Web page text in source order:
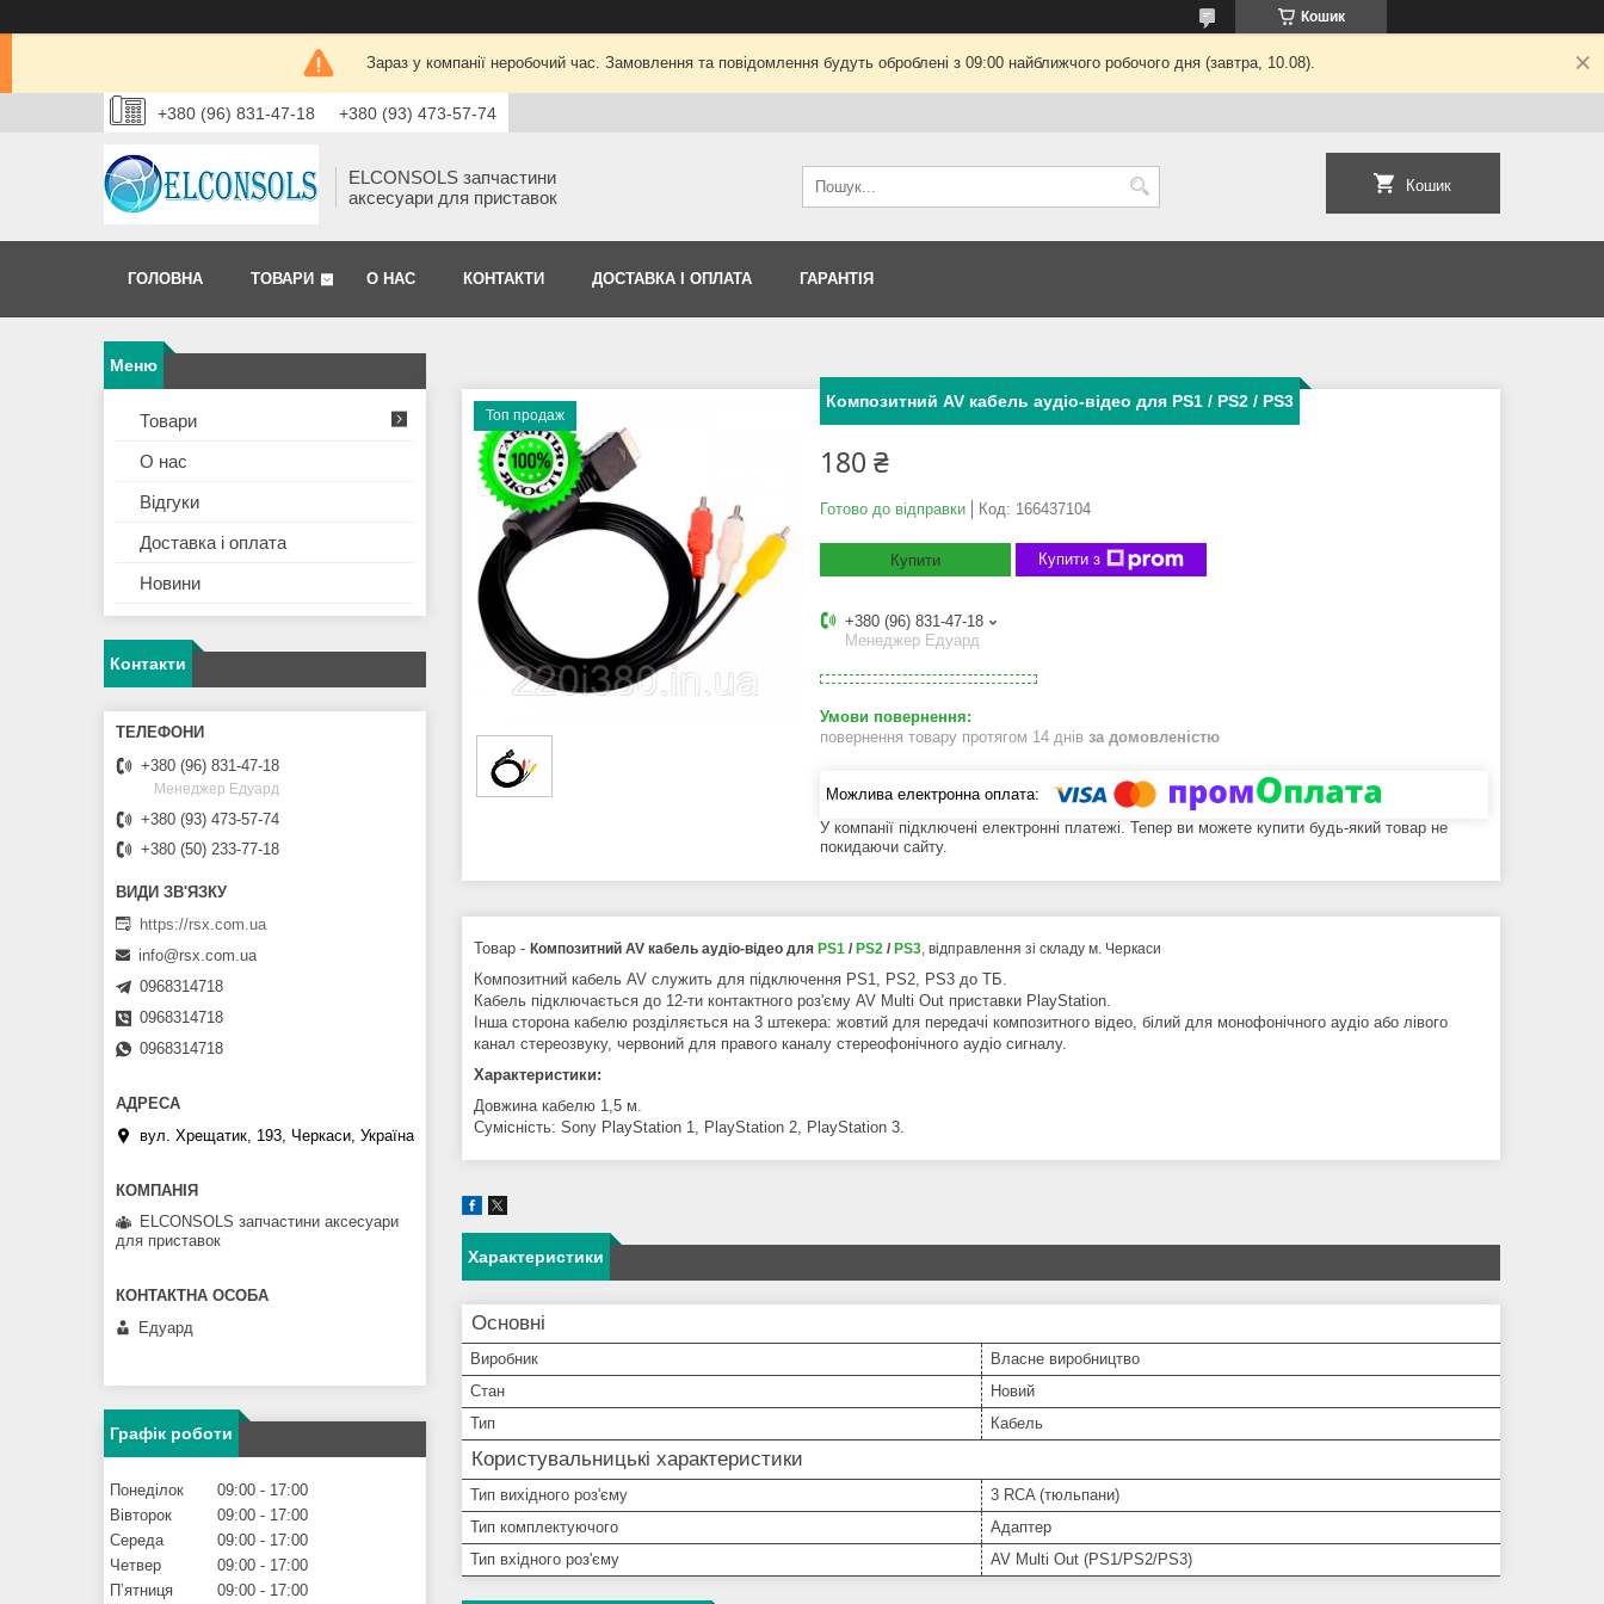
Кошик
Зараз у компанії неробочий час. Замовлення та повідомлення будуть оброблені з 09:00 найближчого робочого дня (завтра, 10.08).
+380 (96) 831-47-18 +380 (93) 473-57-74
ELCONSOLS запчастини
аксесуари для приставок
Кошик
ГОЛОВНА ТОВАРИ О НАС КОНТАКТИ ДОСТАВКА І ОПЛАТА ГАРАНТІЯ
Топ продаж
Композитний AV кабель аудіо-відео для PS1 / PS2 / PS3
180 ₴
Готово до відправки Код: 166437104
Купити Купити з
+380 (96) 831-47-18
Менеджер Едуард
повернення товару протягом 14 днів за домовленістю
У компанії підключені електронні платежі. Тепер ви можете купити будь-який товар не
покидаючи сайту.
Товар - Композитний AV кабель аудіо-відео для PS1 / PS2 / PS3, відправлення зі складу м. Черкаси
Композитний кабель AV служить для підключення PS1, PS2, PS3 до ТБ.
Кабель підключається до 12-ти контактного роз'єму AV Multi Out приставки PlayStation.
Інша сторона кабелю розділяється на 3 штекера: жовтий для передачі композитного відео, білий для монофонічного аудіо або лівого
канал стереозвуку, червоний для правого каналу стереофонічного аудіо сигналу.
Характеристики:
Довжина кабелю 1,5 м.
Сумісність: Sony PlayStation 1, PlayStation 2, PlayStation 3.
Характеристики
Основні
Виробник
Власне виробництво
Стан
Новий
Тип
Кабель
Користувальницькі характеристики
Тип вихідного роз'єму
3 RCA (тюльпани)
Тип комплектуючого
Адаптер
Тип вхідного роз'єму
AV Multi Out (PS1/PS2/PS3)
Товари
О нас
Відгуки
Доставка і оплата
Новини
Контакти
+380 (96) 831-47-18
Менеджер Едуард
+380 (93) 473-57-74
+380 (50) 233-77-18
https://rsx.com.ua
info@rsx.com.ua
0968314718
0968314718
0968314718
вул. Хрещатик, 193, Черкаси, Україна
ELCONSOLS запчастини аксесуари
для приставок
Едуард
Графік роботи
Понеділок 09:00
17:00
Вівторок
09:00
17:00
Середа
09:00
17:00
Четвер
09:00
17:00
Пʼятниця
09:00 17:00